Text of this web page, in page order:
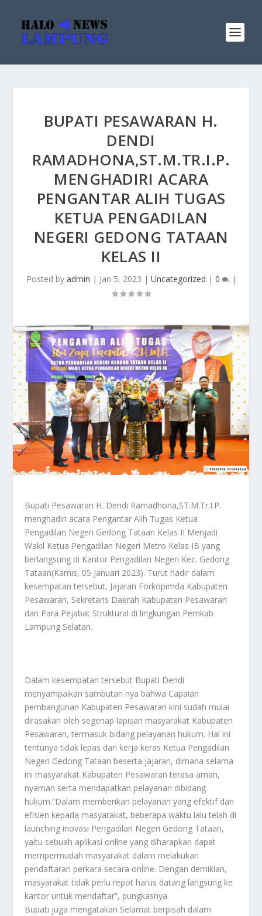
BUPATI PESAWARAN H.
DENDI
RAMADHONA,ST.M.TR.I.P.
MENGHADIRI ACARA
PENGANTAR ALIH TUGAS
KETUA PENGADILAN
NEGERI GEDONG TATAAN
KELAS II
Posted by admin | Jan 5, 2023 | Uncategorized | 0 |
Bupati Pesawaran H. Dendi Ramadhona,ST.M.Tr.I.P.
menghadiri acara Pengantar Alih Tugas Ketua
Pengadilan Negeri Gedong Tataan Kelas II Menjadi
Wakil Ketua Pengadilan Negeri Metro Kelas IB yang
berlangsung di Kantor Pengadilan Negeri Kec. Gedong
Tataan(Kamis, 05 Januari 2023). Turut hadir dalam
kesempatan tersebut, Jajaran Forkopimda Kabupaten
Pesawaran, Sekretaris Daerah Kabupaten Pesawaran
dan Para Pejabat Struktural di lingkungan Pemkab
Lampung Selatan.
Dalam kesempatan tersebut Bupati Dendi
menyampaikan sambutan nya bahwa Capaian
pembangunan Kabupaten Pesawaran kini sudah mulai
dirasakan oleh segenap lapisan masyarakat Kabupaten
Pesawaran, termasuk bidang pelayanan hukum. Hal ini
tentunya tidak lepas dari kerja keras Ketua Pengadilan
Negeri Gedong Tataan beserta jajaran, dimana selama
ini masyarakat Kabupaten Pesawaran terasa aman,
nyaman serta mendapatkan pelayanan dibidang
hukum.”Dalam memberikan pelayanan yang efektif dan
efisien kepada masyarakat, beberapa waktu lalu telah di
launching inovasi Pengadilan Negeri Gedong Tataan,
yaitu sebuah aplikasi online yang diharapkan dapat
mempermudah masyarakat dalam melakukan
pendaftaran perkara secara online. Dengan demikian,
masyarakat tidak perlu repot harus datang langsung ke
kantor untuk mendaftar”, pungkasnya.
Bupati juga mengatakan Selamat berpisah dalam